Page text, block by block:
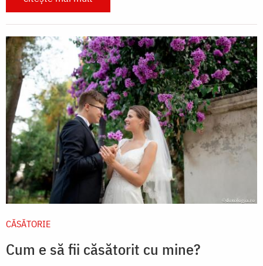
CĂSĂTORIE
Cum e să fii căsătorit cu mine?